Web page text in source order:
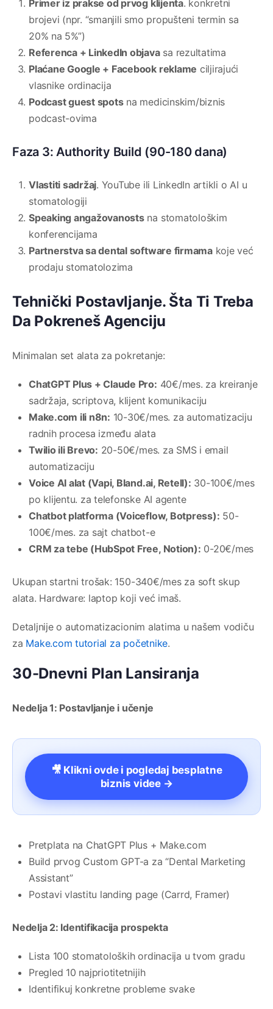
Primer iz prakse od prvog klijenta. konkretni
brojevi (npr. “smanjili smo propušteni termin sa
20% na 5%”)
Referenca + LinkedIn objavasa rezultatima
Plaćane Google + Facebook reklame ciljirajući
vlasnike ordinacija
Podcast guest spotsna medicinskim/biznis
podcast-ovima
Faza 3: Authority Build (90-180 dana)
Vlastiti sadržaj. YouTube ili LinkedIn artikli o AI u
stomatologiji
Speaking angažovanostsna stomatološkim
konferencijama
Partnerstva sa dental software firmamakoje već
prodaju stomatolozima
Tehnički Postavljanje. Šta Ti Treba
Da Pokreneš Agenciju
Minimalan set alata za pokretanje:
ChatGPT Plus + Claude Pro: 40€/mes. za kreiranje
sadržaja, scriptova, klijent komunikaciju
Make.com ili n8n: 10-30€/mes. za automatizaciju
radnih procesa između alata
Twilio ili Brevo: 20-50€/mes. za SMS i email
automatizaciju
Voice AI alat (Vapi, Bland.ai, Retell): 30-100€/mes
po klijentu. za telefonske AI agente
Chatbot platforma (Voiceflow, Botpress): 50-
100€/mes. za sajt chatbot-e
CRM za tebe (HubSpot Free, Notion): 0-20€/mes
Ukupan startni trošak: 150-340€/mes za soft skup
alata. Hardware: laptop koji već imaš.
Detaljnije o automatizacionim alatima u našem vodiču
za Make.com tutorial za početnike.
30-Dnevni Plan Lansiranja
Nedelja 1: Postavljanje i učenje
🎥 Klikni ovde i pogledaj besplatne
biznis videe →
Pretplata na ChatGPT Plus + Make.com
Build prvog Custom GPT-a za “Dental Marketing
Assistant”
Postavi vlastitu landing page (Carrd, Framer)
Nedelja 2: Identifikacija prospekta
Lista 100 stomatoloških ordinacija u tvom gradu
Pregled 10 najpriotitetnijih
Identifikuj konkretne probleme svake